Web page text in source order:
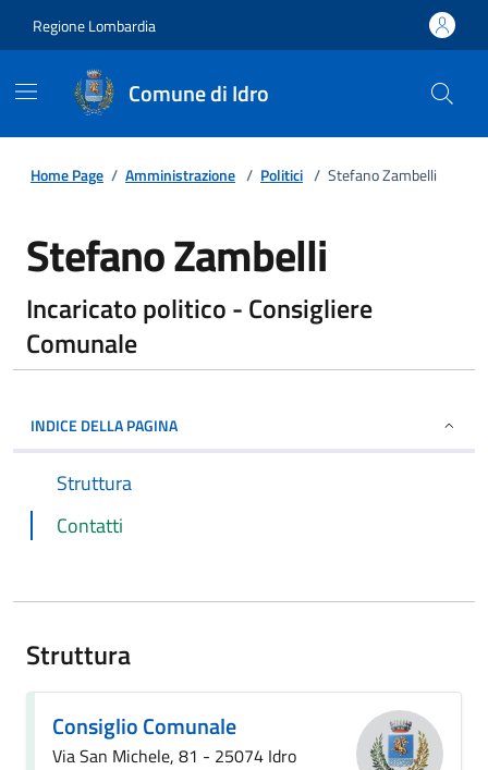
Regione Lombardia
Comune di Idro
Home Page / Amministrazione / Politici / Stefano Zambelli
Stefano Zambelli
Incaricato politico - Consigliere
Comunale
INDICE DELLA PAGINA
Struttura
Contatti
Struttura
Consiglio Comunale
Via San Michele, 81 - 25074 Idro